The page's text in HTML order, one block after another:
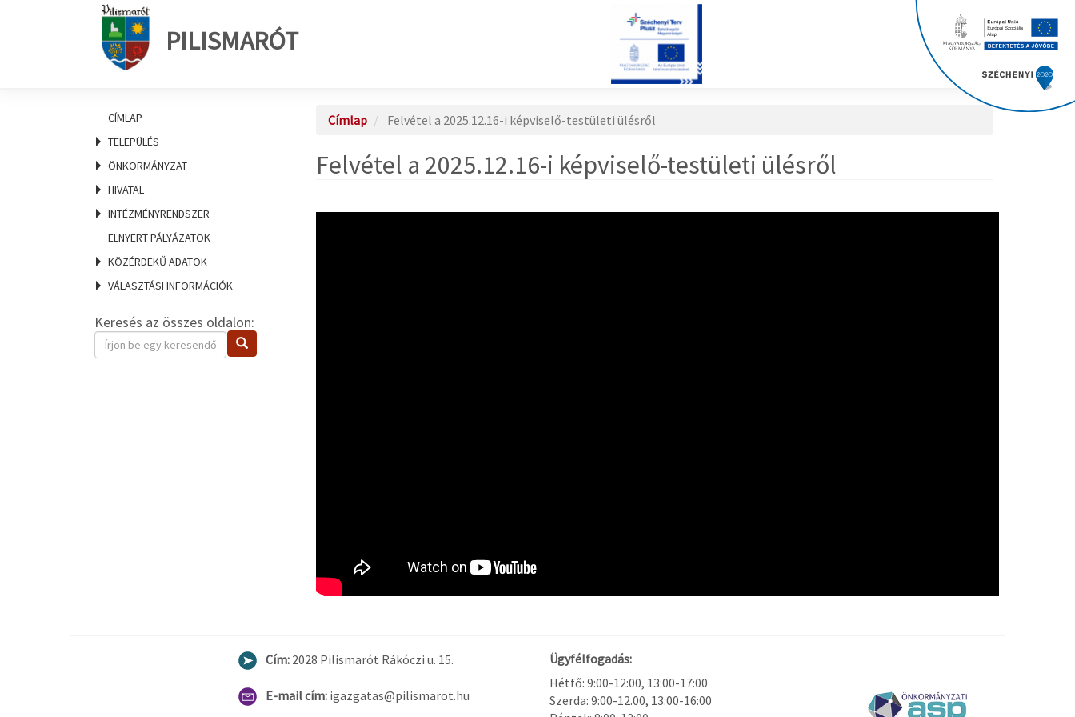
PILISMARÓT
CÍMLAP
TELEPÜLÉS
ÖNKORMÁNYZAT
HIVATAL
INTÉZMÉNYRENDSZER
ELNYERT PÁLYÁZATOK
KÖZÉRDEKŰ ADATOK
VÁLASZTÁSI INFORMÁCIÓK
Keresés az összes oldalon:
Keresendő
kifejezés
Keresés
Címlap Felvétel a 2025.12.16-i képviselő-testületi ülésről
Felvétel a 2025.12.16-i képviselő-testületi ülésről
Cím: 2028 Pilismarót Rákóczi u. 15.
E-mail cím: igazgatas@pilismarot.hu
Ügyfélfogadás:
Hétfő: 9:00-12:00, 13:00-17:00
Szerda: 9:00-12.00, 13:00-16:00